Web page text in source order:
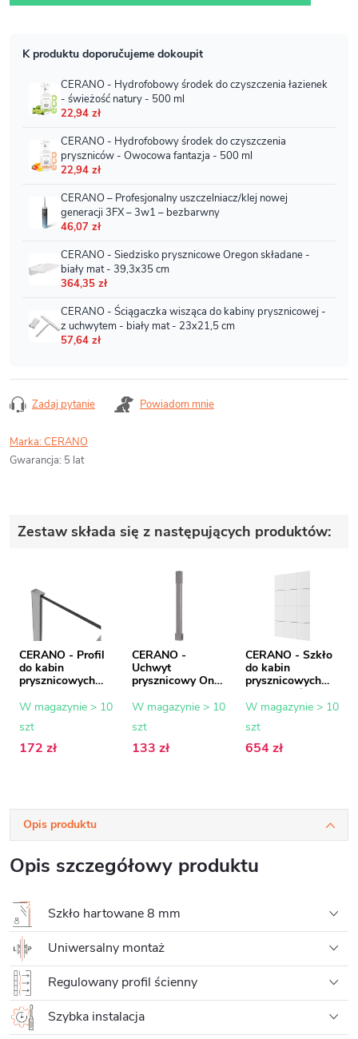
Zadaj pytanie Powiadom mnie
Marka:CERANO
Gwarancja: 5 lat
Zestaw składa się z następujących produktów:
CERANO - Profil
do kabin
prysznicowych
mm - chrom - 15
W magazynie > 10
szt
172 zł
CERANO -
Uchwyt
prysznicowy Onyx
pionowy do sufitu
W magazynie > 10
szt
133 zł
CERANO - Szkło
do kabin
prysznicowych
Industro L/R - 8
mm - szkło
sparentne -
110x200 cm
W magazynie > 10
szt
654 zł
Opis produktu
Opis szczegółowy produktu
Szkło hartowane 8 mm
Uniwersalny montaż
Regulowany profil ścienny
Szybka instalacja